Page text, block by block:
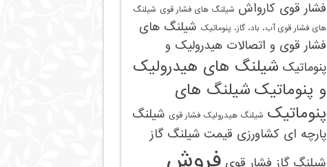
فشار قوی کارواش شیلنگ های فشار قوی شیلنگ
های فشار قوی آب، باد، گاز، پنوماتیک شیلنگ های
فشار قوی و اتصالات هیدرولیک و
پنوماتیک شیلنگ های هیدرولیک
و پنوماتیک شیلنگ های
پنوماتیک شیلنگ هیدرولیک فشار قوی شیلنگ
پارچه ای کشاورزی قیمت شیلنگ گاز
شیلنگ گاز فشار قوی فروش